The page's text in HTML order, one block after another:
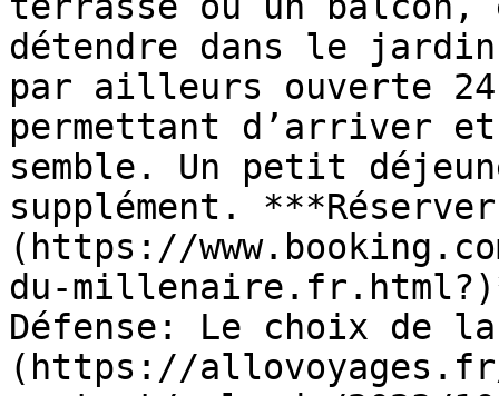
détendre dans le
par ailleurs ouverte
permettant d’arriver
semble. Un petit
supplément.
(https://
du-
Défense: Le choix de
(https://